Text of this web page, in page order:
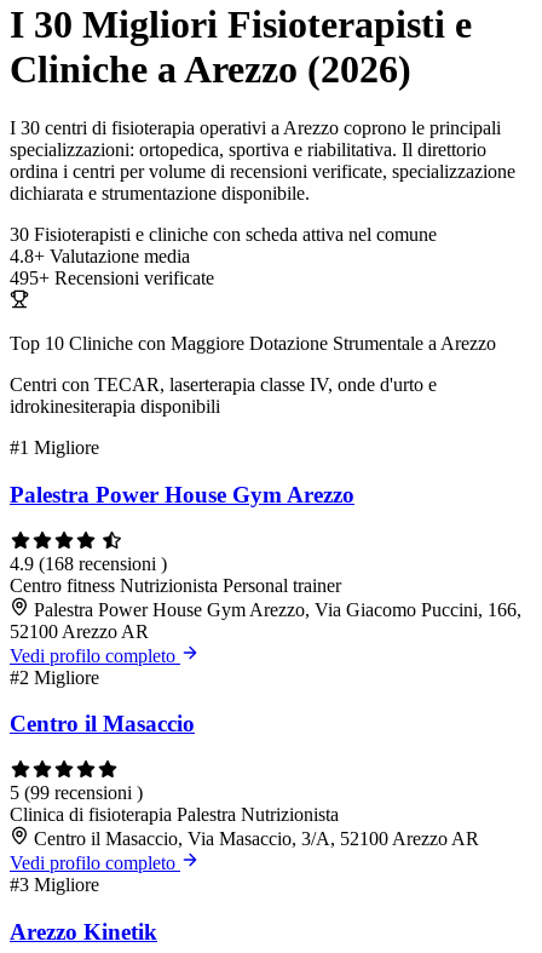
I 30 Migliori Fisioterapisti e
Cliniche a Arezzo (2026)
I 30 centri di fisioterapia operativi a Arezzo coprono le principali
specializzazioni: ortopedica, sportiva e riabilitativa. Il direttorio
ordina i centri per volume di recensioni verificate, specializzazione
dichiarata e strumentazione disponibile.
30 Fisioterapisti e cliniche con scheda attiva nel comune
4.8+ Valutazione media
495+ Recensioni verificate
Top 10 Cliniche con Maggiore Dotazione Strumentale a Arezzo
Centri con TECAR, laserterapia classe IV, onde d'urto e
idrokinesiterapia disponibili
#1 Migliore
Palestra Power House Gym Arezzo
4.9 (168 recensioni )
Centro fitness Nutrizionista Personal trainer
Palestra Power House Gym Arezzo, Via Giacomo Puccini, 166,
52100 Arezzo AR
Vedi profilo completo
#2 Migliore
Centro il Masaccio
5 (99 recensioni )
Clinica di fisioterapia Palestra Nutrizionista
Centro il Masaccio, Via Masaccio, 3/A, 52100 Arezzo AR
Vedi profilo completo
#3 Migliore
Arezzo Kinetik